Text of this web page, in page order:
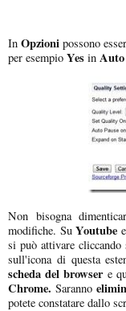
In Opzioni possono
per esempio Yes in Auto
Non bisogna
modifiche. SuYoutube
si può attivare cliccando
sull'icona di questa
scheda del browsere
Chrome. Saranno
potete constatare dallo